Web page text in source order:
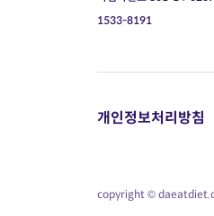
1533-8191
개인정보처리방침
copyright ©